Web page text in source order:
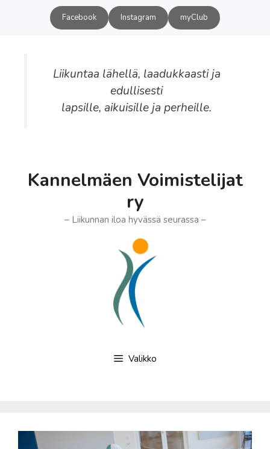
Facebook Instagram myClub
Liikuntaa lähellä, laadukkaasti ja
edullisesti
lapsille, aikuisille ja perheille.
Kannelmäen Voimistelijat
ry
– Liikunnan iloa hyvässä seurassa –
Valikko